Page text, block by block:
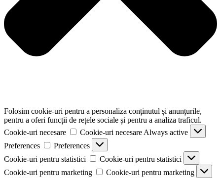
Folosim cookie-uri pentru a personaliza conținutul și anunțurile,
pentru a oferi funcții de rețele sociale și pentru a analiza traficul.
Cookie-uri necesare
Cookie-uri necesare Always active
Preferences
Preferences
Cookie-uri pentru statistici
Cookie-uri pentru statistici
Cookie-uri pentru marketing
Cookie-uri pentru marketing